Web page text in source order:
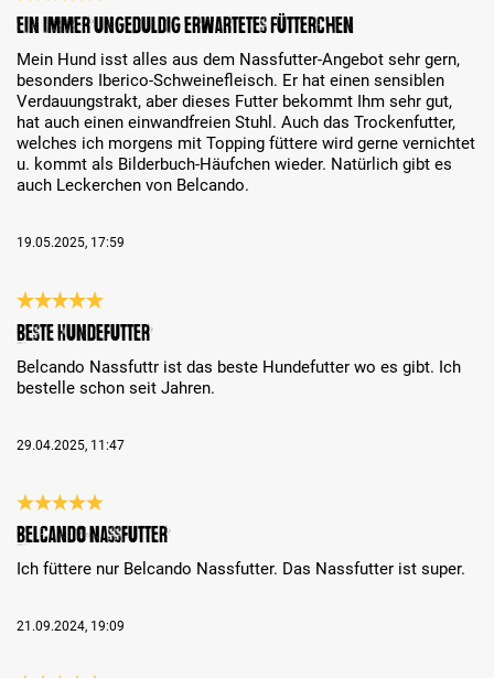
Review with rating of 5 out of 5 stars
Ein immer ungeduldig erwartetes Fütterchen
Mein Hund isst alles aus dem Nassfutter-Angebot sehr gern,
besonders Iberico-Schweinefleisch. Er hat einen sensiblen
Verdauungstrakt, aber dieses Futter bekommt Ihm sehr gut,
hat auch einen einwandfreien Stuhl. Auch das Trockenfutter,
welches ich morgens mit Topping füttere wird gerne vernichtet
u. kommt als Bilderbuch-Häufchen wieder. Natürlich gibt es
auch Leckerchen von Belcando.
19.05.2025, 17:59
Review with rating of 5 out of 5 stars
Beste Hundefutter
Belcando Nassfuttr ist das beste Hundefutter wo es gibt. Ich
bestelle schon seit Jahren.
29.04.2025, 11:47
Review with rating of 5 out of 5 stars
Belcando Nassfutter
Ich füttere nur Belcando Nassfutter. Das Nassfutter ist super.
21.09.2024, 19:09